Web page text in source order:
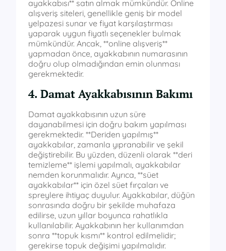
ayakkabısı** satın almak mümkündür. Online
alışveriş siteleri, genellikle geniş bir model
yelpazesi sunar ve fiyat karşılaştırması
yaparak uygun fiyatlı seçenekler bulmak
mümkündür. Ancak, **online alışveriş**
yapmadan önce, ayakkabının numarasının
doğru olup olmadığından emin olunması
gerekmektedir.
4. Damat Ayakkabısının Bakımı
Damat ayakkabısının uzun süre
dayanabilmesi için doğru bakım yapılması
gerekmektedir. **Deriden yapılmış**
ayakkabılar, zamanla yıpranabilir ve şekil
değiştirebilir. Bu yüzden, düzenli olarak **deri
temizleme** işlemi yapılmalı, ayakkabılar
nemden korunmalıdır. Ayrıca, **süet
ayakkabılar** için özel süet fırçaları ve
spreylere ihtiyaç duyulur. Ayakkabılar, düğün
sonrasında doğru bir şekilde muhafaza
edilirse, uzun yıllar boyunca rahatlıkla
kullanılabilir. Ayakkabının her kullanımdan
sonra **topuk kısmı** kontrol edilmelidir;
gerekirse topuk değişimi yapılmalıdır.